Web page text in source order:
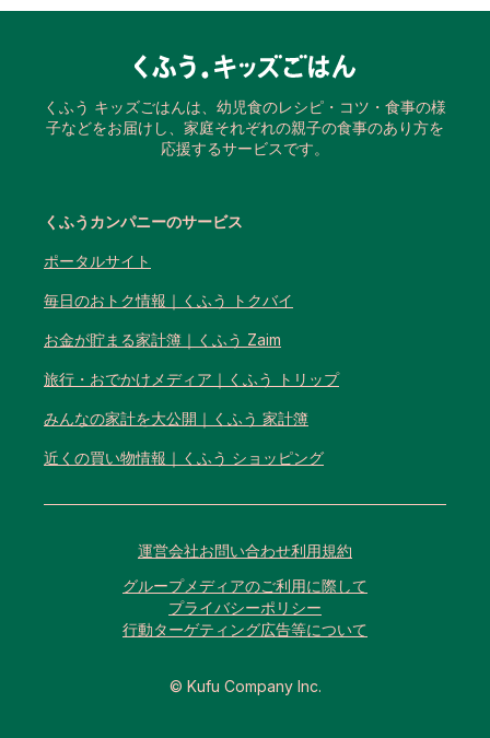
くふう キッズごはんは、幼児食のレシピ・コツ・食事の様
子などをお届けし、家庭それぞれの親子の食事のあり方を
応援するサービスです。
くふうカンパニーのサービス
ポータルサイト
毎日のおトク情報｜くふう トクバイ
お金が貯まる家計簿｜くふう Zaim
旅行・おでかけメディア｜くふう トリップ
みんなの家計を大公開｜くふう 家計簿
近くの買い物情報｜くふう ショッピング
運営会社お問い合わせ利用規約
グループメディアのご利用に際して
プライバシーポリシー
行動ターゲティング広告等について
© Kufu Company Inc.